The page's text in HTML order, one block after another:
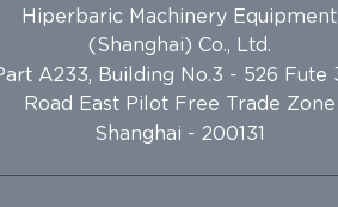
Hiperbaric Machinery Equipment
(Shanghai) Co., Ltd.
A233, Building No.3 - 526 Fute
Road East Pilot Free Trade Zone
Shanghai - 200131